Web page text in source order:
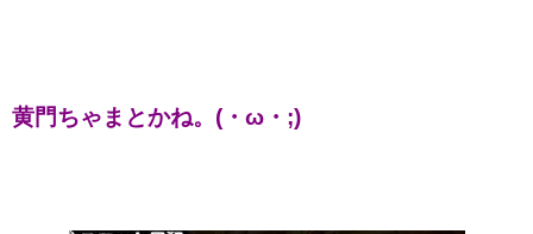
黄門ちゃまとかね。(・ω・;)